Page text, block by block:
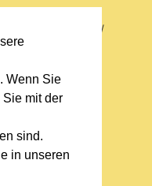
Wenn Sie
Sie mit der
sind.
in unseren